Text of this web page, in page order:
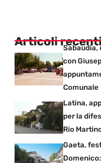
Articoli
Sabaudia,
con
Comunale
Latina,
per la
Rio
Gaeta,